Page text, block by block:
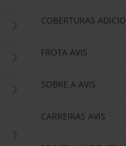
COBERTURAS
FROTA AVIS
SOBRE A AVIS
CARREIRAS AVIS